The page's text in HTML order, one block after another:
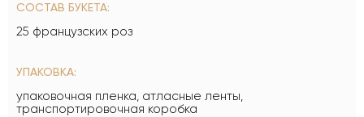
СОСТАВ БУКЕТА:
25 французских роз
УПАКОВКА:
упаковочная пленка, атласные ленты,
транспортировочная коробка